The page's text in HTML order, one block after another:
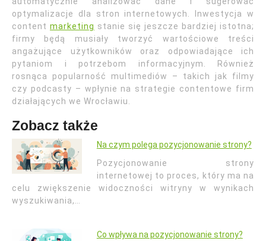
optymalizacje dla stron internetowych. Inwestycja w
content marketing stanie się jeszcze bardziej istotna;
firmy będą musiały tworzyć wartościowe treści
angażujące użytkowników oraz odpowiadające ich
pytaniom i potrzebom informacyjnym. Również
rosnąca popularność multimediów – takich jak filmy
czy podcasty – wpłynie na strategie contentowe firm
działających we Wrocławiu.
Zobacz także
Na czym polega pozycjonowanie strony?
Pozycjonowanie strony
internetowej to proces, który ma na
celu zwiększenie widoczności witryny w wynikach
wyszukiwania,…
Co wpływa na pozycjonowanie strony?